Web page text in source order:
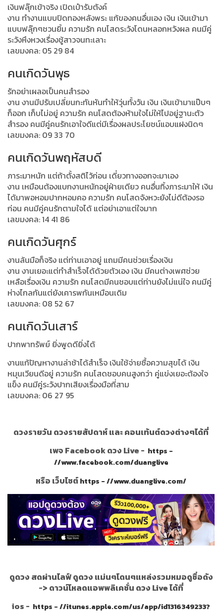
เงินฟลุ๊กเข้าจริง เปิดเป๋ารับตังค์
งาน ทำงานแบบปิดทองหลังพระ แก้ของคนอื่นเอง เงิน เงินเข้ามา
แบบฟลุ๊กๆชวนยิ้ม ความรัก คนโสดระวังโดนหลอกหวังผล คนมีคู่
ระวังหึงหวงเรื่องชู้สาวจนทะเลาะ
เลขมงคล: 05 29 84
คนเกิดวันพุธ
รักอย่าเผลอเป็นคนสำรอง
งาน งานมีปรับเปลี่ยนกะทันหันทำให้วุ่นทั้งวัน เงิน เงินเข้ามาแป๊บๆ
ก็ออก เก็บไม่อยู่ ความรัก คนโสดต้องห้ามใจไม่ให้ไปอยู่ฐานะตัว
สำรอง คนมีคู่คนรักเอาใจดีแต่มีเรื่องผลประโยชน์แอบแฝงนิดๆ
เลขมงคล: 09 33 70
คนเกิดวันพฤหัสบดี
ภาระมาหนัก แต่ถ้าตั้งสติไว้ก่อน เดี๋ยวทางออกจะมาเอง
งาน เหมือนต้องแบกงานหนักอยู่ฝ่ายเดียว คนอื่นทิ้งภาระมาให้ เงิน
ได้มาพอหอมปากหอมคอ ความรัก คนโสดจังหวะยังไม่ดีต้องรอ
ก่อน คนมีคู่คนรักตามใจได้ แต่อย่าเอาแต่ใจมาก
เลขมงคล: 14 41 86
คนเกิดวันศุกร์
งานล้นมือก็จริง แต่ท่านเอาอยู่ แถมมีคนช่วยเรื่องเงิน
งาน งานเยอะแต่ทำสำเร็จได้ด้วยตัวเอง เงิน มีคนต่างเพศช่วย
เหลือเรื่องเงิน ความรัก คนโสดมีคนชอบแต่ท่านยังไม่แน่ใจ คนมีคู่
ห่างไกลกันแต่ยังเคารพกันเหมือนเดิม
เลขมงคล: 08 52 67
คนเกิดวันเสาร์
ปากพาทรัพย์ ยิ่งพูดดียิ่งได้
งานแก้ปัญหางานล่าช้าได้สำเร็จ เงินใช้จ่ายซื้อความสุขได้ เงิน
หมุนเวียนดีอยู่ ความรัก คนโสดชอบคนสูงกว่า คู่แข่งเยอะต้องใจ
แข็ง คนมีคู่ระวังปากเสียงเรื่องมือที่สาม
เลขมงคล: 06 27 95
ดวงรายวัน ดวงรายสัปดาห์ และ คอนเท้นต์ดวงต่างๆได้ที่
เพจ Facebook ดวง Live - https -
//www.facebook.com/duanglive
หรือ เว็บไซต์https - //www.duanglive.com/
ดูดวง สดผ่านไลฟ์ ดูดวง แม่นๆโดนๆแหล่งรวมหมอดูชื่อดัง
-> ดาวน์โหลดแอพพลิเคชั่น ดวง Live ได้ที่
ios - https - //itunes.apple.com/us/app/id1316349233?